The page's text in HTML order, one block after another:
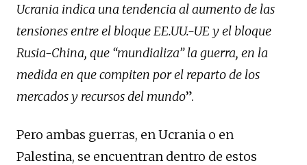
Ucrania indica una tendencia al aumento de las
tensiones entre el bloque EE.UU.-UE y el bloque
Rusia-China, que “mundializa” la guerra, en la
medida en que compiten por el reparto de los
mercados y recursos del mundo”.
Pero ambas guerras, en Ucrania o en
Palestina, se encuentran dentro de estos